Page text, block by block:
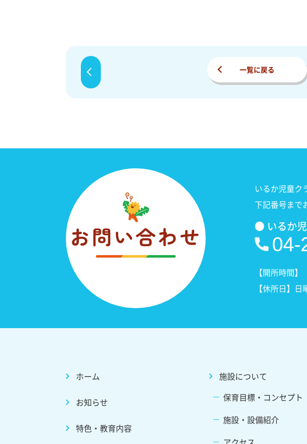
一覧に戻る
お問い合わせ
いるか児童ク
下記番号まで
● いるか
04-
【開所時間
【休所日】
ホーム
お知らせ
特色・教育内容
施設について
保育目標・コンセプト
施設・設備紹介